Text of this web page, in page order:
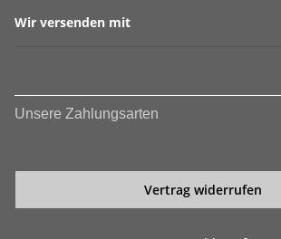
Wir versenden mit
Unsere Zahlungsarten
Vertrag widerrufen